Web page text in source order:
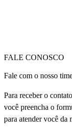
FALE CONOSCO
Fale com o nosso
Para receber o
você preencha o
para atender você da